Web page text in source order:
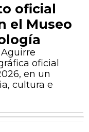
oficial
el Museo
oficial
en un
cultura e